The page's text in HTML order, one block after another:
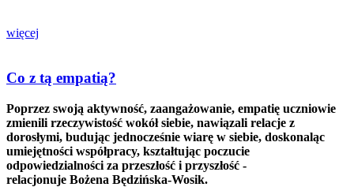
więcej
Co z tą empatią?
Poprzez swoją aktywność, zaangażowanie, empatię uczniowie
zmienili rzeczywistość wokół siebie, nawiązali relacje z
dorosłymi, budując jednocześnie wiarę w siebie, doskonaląc
umiejętności współpracy, kształtując poczucie
odpowiedzialności za przeszłość i przyszłość -
relacjonuje Bożena Będzińska-Wosik.